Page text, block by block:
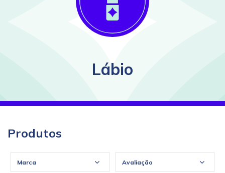
Lábio
Produtos
Marca Avaliação